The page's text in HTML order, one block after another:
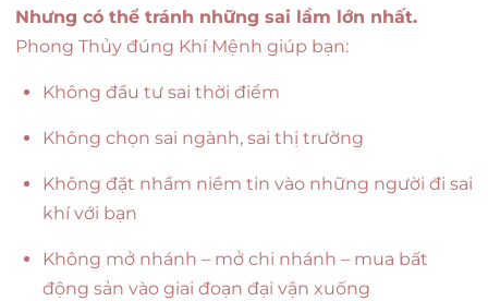
Nhưng có thể tránh những sai lầm lớn nhất.
Phong Thủy đúng Khí Mệnh giúp bạn:
Không đầu tư sai thời điểm
Không chọn sai ngành, sai thị trường
Không đặt nhầm niềm tin vào những người đi sai
khí với bạn
Không mở nhánh – mở chi nhánh – mua bất
động sản vào giai đoạn đại vận xuống